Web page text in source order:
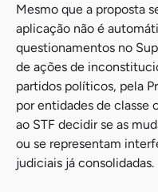
Mesmo que a proposta
aplicação não é
questionamentos no
de ações de
partidos políticos, pela
por entidades de classe
ao STF decidir se as
ou se representam
judiciais já consolidadas.